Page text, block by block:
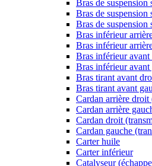
Bras de suspension
Bras de
Bras de suspension
Bras inférieur
Bras inférieur
Bras inférieur
Bras inférieur avant
Bras tirant avant
Bras tirant avant
Cardan arrière droit
Cardan arrière
Cardan droit
Cardan gauche
Carter huile
Carter inférieur
Catalyseur